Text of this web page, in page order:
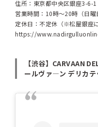
住所：東京都中央区銀座3-
営業時間：10時～20時（日曜
定休日：不定休（※松屋銀座に
https://
【渋谷】CARVAAN
ールヴァ―ン デリカテ